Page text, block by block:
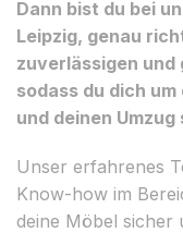
Dann bist du bei
Leipzig, genau
zuverlässigen und
sodass du dich
und deinen
Unser erfahrenes
Know-how im
deine Möbel sicher